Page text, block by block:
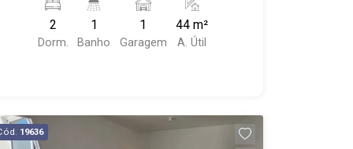
24h; - Próximo ao Tempurá Sushi Bar,
Supermercado Lacerda, Praça do Zé
Mario; - Ribeirão Imóveis, referência
funcionários capacitados; - processos
rápidos e eficientes; - análise criteriosa
2
Dorm.
1
Banho
1
Garagem
44 m²
A. Útil
19636